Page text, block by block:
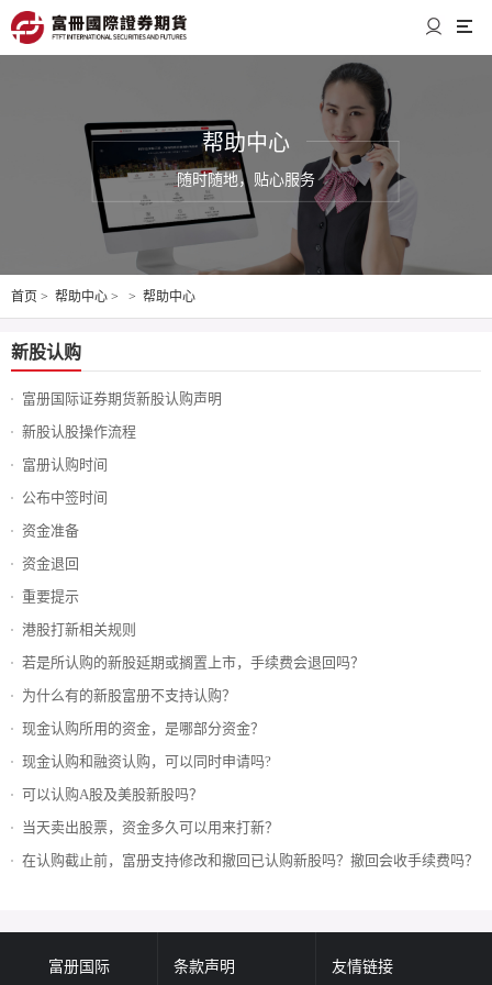
帮助中心
随时随地，贴心服务
首页 > 帮助中心 > > 帮助中心
新股认购
富册国际证券期货新股认购声明
新股认股操作流程
富册认购时间
公布中签时间
资金准备
资金退回
重要提示
港股打新相关规则
若是所认购的新股延期或搁置上市，手续费会退回吗？
为什么有的新股富册不支持认购？
现金认购所用的资金，是哪部分资金？
现金认购和融资认购，可以同时申请吗?
可以认购A股及美股新股吗？
当天卖出股票，资金多久可以用来打新？
在认购截止前，富册支持修改和撤回已认购新股吗？撤回会收手续费吗？
富册国际 条款声明 友情链接